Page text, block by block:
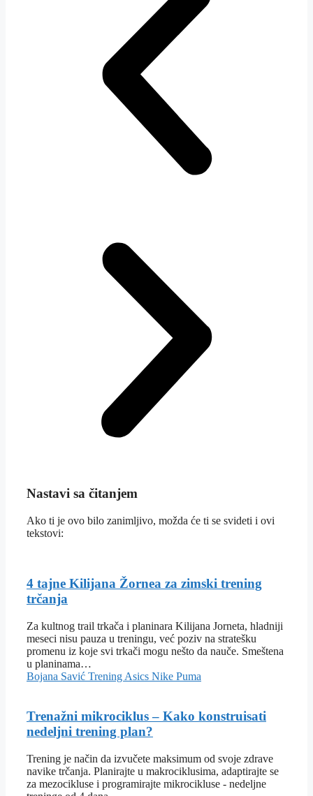
Nastavi sa čitanjem
Ako ti je ovo bilo zanimljivo, možda će ti se svideti i ovi
tekstovi:
4 tajne Kilijana Žornea za zimski trening
trčanja
Za kultnog trail trkača i planinara Kilijana Jorneta, hladniji
meseci nisu pauza u treningu, već poziv na stratešku
promenu iz koje svi trkači mogu nešto da nauče. Smeštena
u planinama…
Bojana Savić Trening Asics Nike Puma
Trenažni mikrociklus – Kako konstruisati
nedeljni trening plan?
Trening je način da izvučete maksimum od svoje zdrave
navike trčanja. Planirajte u makrociklusima, adaptirajte se
za mezocikluse i programirajte mikrocikluse - nedeljne